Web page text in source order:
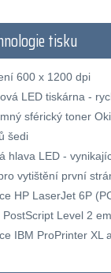
tisku
600 x 1200 dpi
LED tiskárna -
sférický toner
šedi
hlava LED -
vytištění první
HP LaserJet 6P
PostScript Level 2
IBM ProPrinter XL